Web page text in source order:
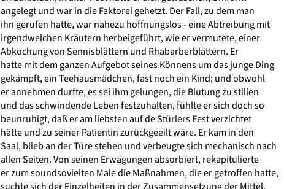
angelegt und war in die Faktorei gehetzt. Der Fall, zu dem man
ihn gerufen hatte, war nahezu hoffnungslos - eine Abtreibung mit
irgendwelchen Kräutern herbeigeführt, wie er vermutete, einer
Abkochung von Sennisblättern und Rhabarberblättern. Er
hatte mit dem ganzen Aufgebot seines Könnens um das junge Ding
gekämpft, ein Teehausmädchen, fast noch ein Kind; und obwohl
er annehmen durfte, es sei ihm gelungen, die Blutung zu stillen
und das schwindende Leben festzuhalten, fühlte er sich doch so
beunruhigt, daß er am liebsten auf de Stürlers Fest verzichtet
hätte und zu seiner Patientin zurückgeeilt wäre. Er kam in den
Saal, blieb an der Türe stehen und verbeugte sich mechanisch nach
allen Seiten. Von seinen Erwägungen absorbiert, rekapitulierte
er zum soundsovielten Male die Maßnahmen, die er getroffen hatte,